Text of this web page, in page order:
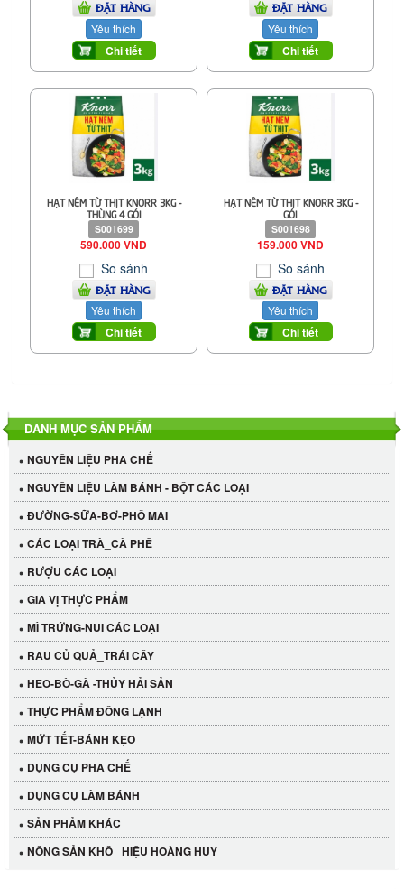
ĐẶT HÀNG
Yêu thích
Chi tiết
ĐẶT HÀNG
Yêu thích
Chi tiết
HẠT NÊM TỪ THỊT KNORR 3KG -
THÙNG 4 GÓI
S001699
590.000 VND
So sánh
ĐẶT HÀNG
Yêu thích
Chi tiết
HẠT NÊM TỪ THỊT KNORR 3KG -
GÓI
S001698
159.000 VND
So sánh
ĐẶT HÀNG
Yêu thích
Chi tiết
DANH MỤC SẢN PHẨM
NGUYÊN LIỆU PHA CHẾ
NGUYÊN LIỆU LÀM BÁNH - BỘT CÁC LOẠI
ĐƯỜNG-SỮA-BƠ-PHÔ MAI
CÁC LOẠI TRÀ_CÀ PHÊ
RƯỢU CÁC LOẠI
GIA VỊ THỰC PHẨM
MÌ TRỨNG-NUI CÁC LOẠI
RAU CỦ QUẢ_TRÁI CÂY
HEO-BÒ-GÀ -THỦY HẢI SẢN
THỰC PHẨM ĐÔNG LẠNH
MỨT TẾT-BÁNH KẸO
DỤNG CỤ PHA CHẾ
DỤNG CỤ LÀM BÁNH
SẢN PHẢM KHÁC
NÔNG SẢN KHÔ_ HIỆU HOÀNG HUY
Cần Tây Đà Lạt
40.000 VND
LỐC 12 HỦ Tương xí muội LKK 260g